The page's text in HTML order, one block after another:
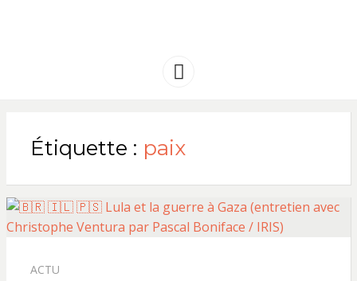
AMERIQUE
Menu
Étiquette : paix
ACTU